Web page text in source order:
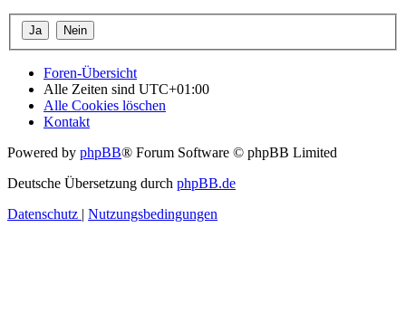
Foren-Übersicht
Alle Zeiten sind UTC+01:00
Alle Cookies löschen
Kontakt
Powered by phpBB® Forum Software © phpBB Limited
Deutsche Übersetzung durch phpBB.de
Datenschutz | Nutzungsbedingungen